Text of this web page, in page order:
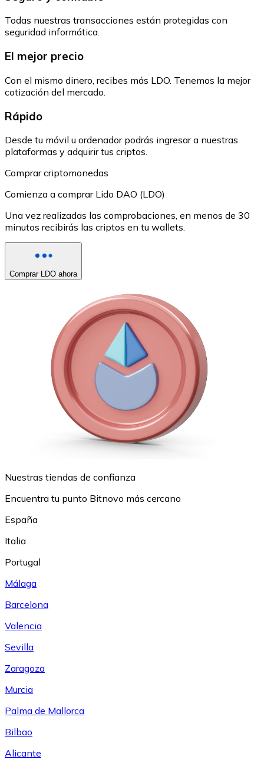
Todas nuestras transacciones están protegidas con
seguridad informática.
El mejor precio
Con el mismo dinero, recibes más LDO. Tenemos la mejor
cotización del mercado.
Rápido
Desde tu móvil u ordenador podrás ingresar a nuestras
plataformas y adquirir tus criptos.
Comprar criptomonedas
Comienza a comprar Lido DAO (LDO)
Una vez realizadas las comprobaciones, en menos de 30
minutos recibirás las criptos en tu wallets.
Comprar LDO ahora
Nuestras tiendas de confianza
Encuentra tu punto Bitnovo más cercano
España
Italia
Portugal
Málaga
Barcelona
Valencia
Sevilla
Zaragoza
Murcia
Palma de Mallorca
Bilbao
Alicante